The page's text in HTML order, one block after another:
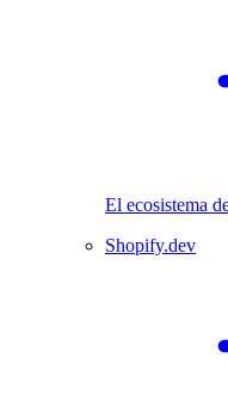
El ecosistema
Shopify.dev